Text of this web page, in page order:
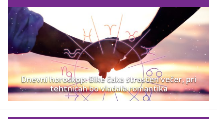
Dnevni horoskop: Bike čaka strasten večer, pri
tehtnicah bo vladala romantika